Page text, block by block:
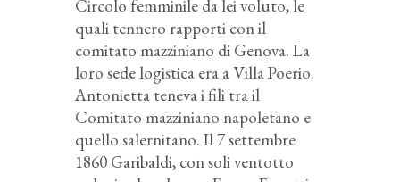
Circolo femminile da lei voluto, le
quali tennero rapporti con il
comitato mazziniano di Genova. La
loro sede logistica era a Villa Poerio.
Antonietta teneva i fili tra il
Comitato mazziniano napoletano e
quello salernitano. Il 7 settembre
1860 Garibaldi, con soli ventotto